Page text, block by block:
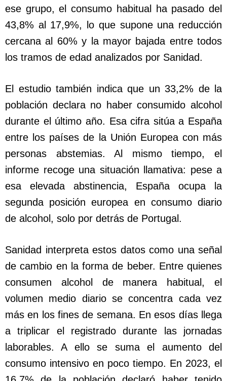
ese grupo, el consumo habitual ha pasado del
43,8% al 17,9%, lo que supone una reducción
cercana al 60% y la mayor bajada entre todos
los tramos de edad analizados por Sanidad.
El estudio también indica que un 33,2% de la
población declara no haber consumido alcohol
durante el último año. Esa cifra sitúa a España
entre los países de la Unión Europea con más
personas abstemias. Al mismo tiempo, el
informe recoge una situación llamativa: pese a
esa elevada abstinencia, España ocupa la
segunda posición europea en consumo diario
de alcohol, solo por detrás de Portugal.
Sanidad interpreta estos datos como una señal
de cambio en la forma de beber. Entre quienes
consumen alcohol de manera habitual, el
volumen medio diario se concentra cada vez
más en los fines de semana. En esos días llega
a triplicar el registrado durante las jornadas
laborables. A ello se suma el aumento del
consumo intensivo en poco tiempo. En 2023, el